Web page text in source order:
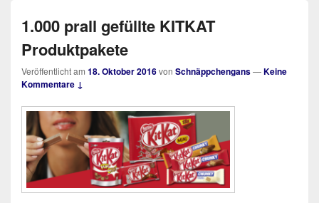
1.000 prall gefüllte KITKAT
Produktpakete
Veröffentlicht am 18. Oktober 2016von Schnäppchengans—Keine
Kommentare ↓